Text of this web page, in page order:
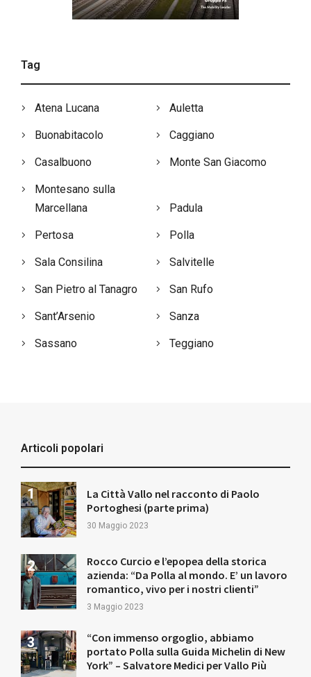
Tag
Atena Lucana Auletta
Buonabitacolo Caggiano
Casalbuono Monte San Giacomo
Montesano sulla
Marcellana
Padula
Pertosa Polla
Sala Consilina Salvitelle
San Pietro al Tanagro San Rufo
Sant’Arsenio Sanza
Sassano Teggiano
Articoli popolari
La Città Vallo nel racconto di Paolo
Portoghesi (parte prima)
30 Maggio 2023
Rocco Curcio e l’epopea della storica
azienda: “Da Polla al mondo. E’ un lavoro
romantico, vivo per i nostri clienti”
3 Maggio 2023
“Con immenso orgoglio, abbiamo
portato Polla sulla Guida Michelin di New
York” – Salvatore Medici per Vallo Più